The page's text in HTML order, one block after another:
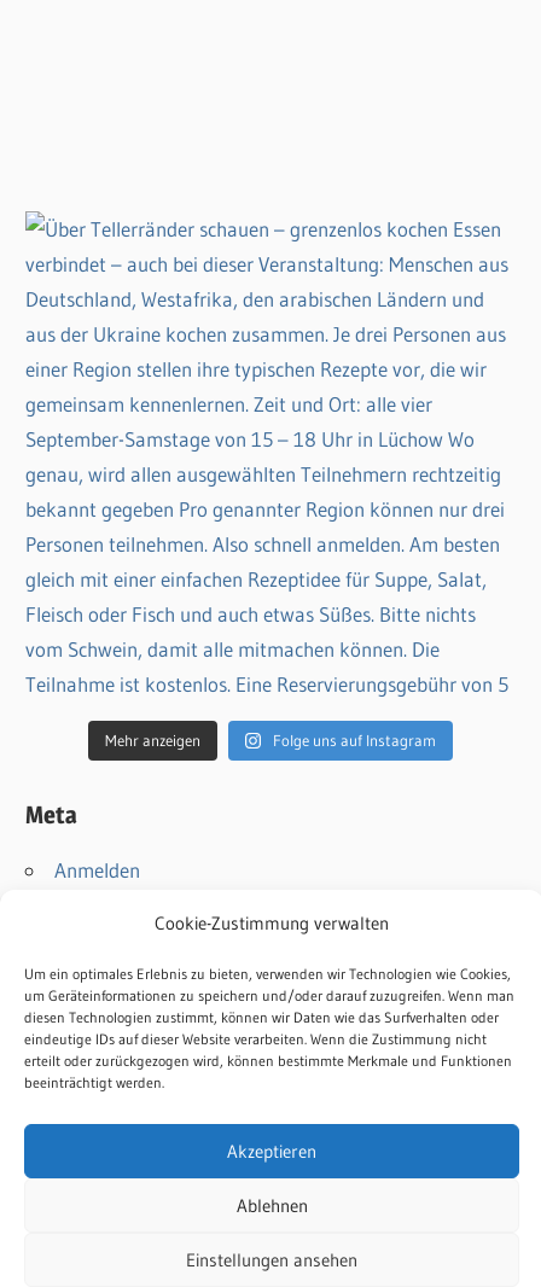
Cookie-Zustimmung verwalten
Um ein optimales Erlebnis zu bieten, verwenden wir Technologien wie Cookies,
um Geräteinformationen zu speichern und/oder darauf zuzugreifen. Wenn man
diesen Technologien zustimmt, können wir Daten wie das Surfverhalten oder
eindeutige IDs auf dieser Website verarbeiten. Wenn die Zustimmung nicht
erteilt oder zurückgezogen wird, können bestimmte Merkmale und Funktionen
beeinträchtigt werden.
Akzeptieren
Ablehnen
Einstellungen ansehen
Mehr anzeigen Folge uns auf Instagram
Meta
Anmelden
WordPress.org
Kontakt
Impressum
WordPress-Theme: Wellington von ThemeZee.